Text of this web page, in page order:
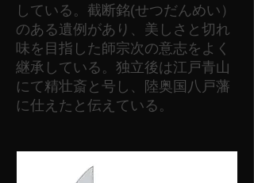
している。截断銘(せつだんめい）
のある遺例があり、美しさと切れ
味を目指した師宗次の意志をよく
継承している。独立後は江戸青山
にて精壮斎と号し、陸奥国八戸藩
に仕えたと伝えている。